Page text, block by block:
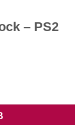
– PS2